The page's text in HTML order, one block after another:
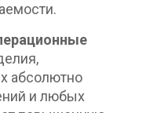
абсолютно
и любых